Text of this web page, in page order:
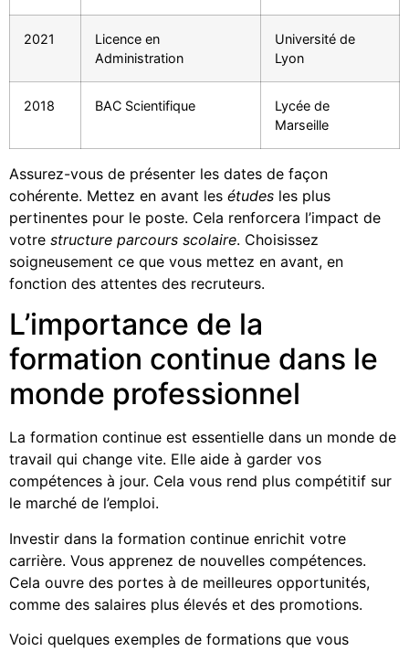
2021
Licence en
Administration
Université de
Lyon
2018 BAC Scientifique
Lycée de
Marseille
Assurez-vous de présenter les dates de façon
cohérente. Mettez en avant les études les plus
pertinentes pour le poste. Cela renforcera l’impact de
votre structure parcours scolaire. Choisissez
soigneusement ce que vous mettez en avant, en
fonction des attentes des recruteurs.
L’importance de la
formation continue dans le
monde professionnel
La formation continue est essentielle dans un monde de
travail qui change vite. Elle aide à garder vos
compétences à jour. Cela vous rend plus compétitif sur
le marché de l’emploi.
Investir dans la formation continue enrichit votre
carrière. Vous apprenez de nouvelles compétences.
Cela ouvre des portes à de meilleures opportunités,
comme des salaires plus élevés et des promotions.
Voici quelques exemples de formations que vous